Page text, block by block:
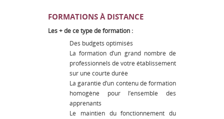
FORMATIONS À DISTANCE
Les + de ce type de formation :
Des budgets optimisés
La formation d’un grand nombre de
professionnels de votre établissement
sur une courte durée
La garantie d’un contenu de formation
homogène pour l’ensemble des
apprenants
Le maintien du fonctionnement du